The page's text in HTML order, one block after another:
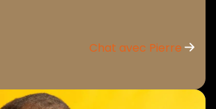
Chat avec Pierre